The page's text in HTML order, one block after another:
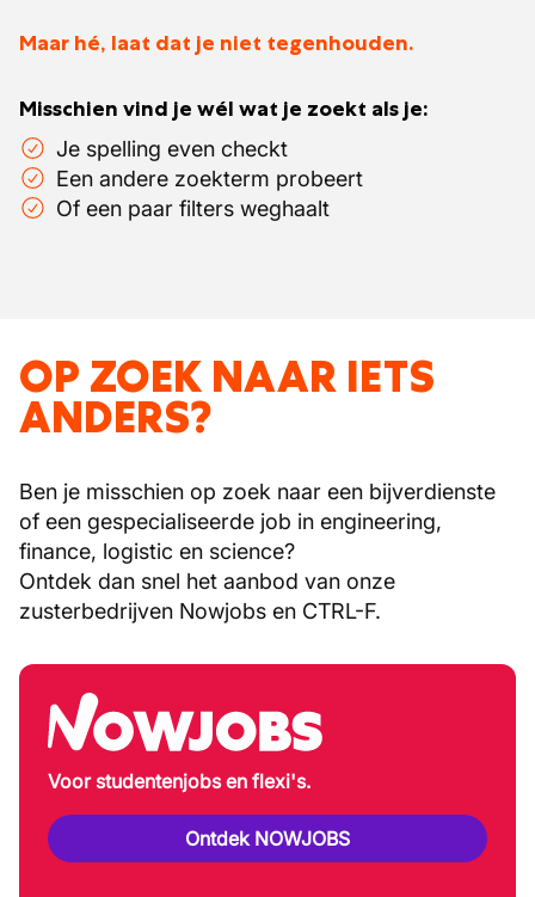
Maar hé, laat dat je niet tegenhouden.
Misschien vind je wél wat je zoekt als je:
Je spelling even checkt
Een andere zoekterm probeert
Of een paar filters weghaalt
OP ZOEK NAAR IETS
ANDERS?
Ben je misschien op zoek naar een bijverdienste
of een gespecialiseerde job in engineering,
finance, logistic en science?
Ontdek dan snel het aanbod van onze
zusterbedrijven Nowjobs en CTRL-F.
Voor studentenjobs en flexi's.
Ontdek NOWJOBS